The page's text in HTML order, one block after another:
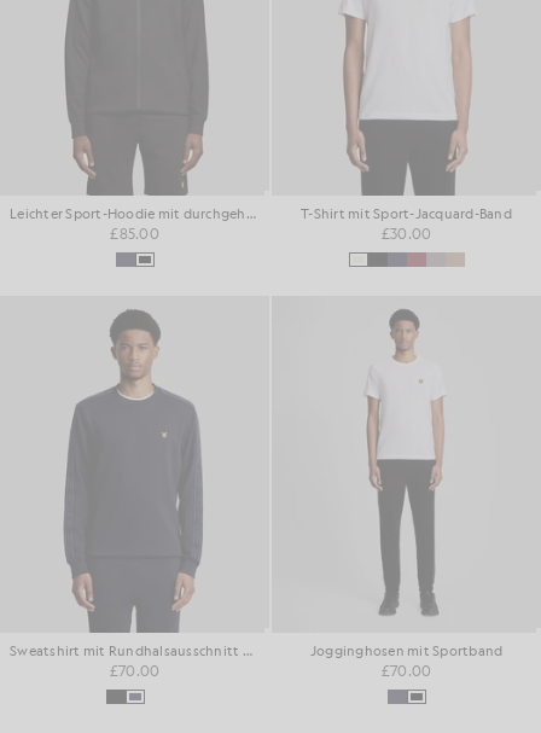
Leichter Sport-Hoodie mit durchgehendem Reißverschluss
£85.00
T-Shirt mit Sport-Jacquard-Band
£30.00
Sweatshirt mit Rundhalsausschnitt und Sportband-Motiv
£70.00
Jogginghosen mit Sportband
£70.00